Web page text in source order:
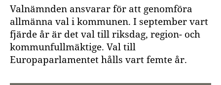
Valnämnden ansvarar för att genomföra
allmänna val i kommunen. I september vart
fjärde år är det val till riksdag, region- och
kommunfullmäktige. Val till
Europaparlamentet hålls vart femte år.